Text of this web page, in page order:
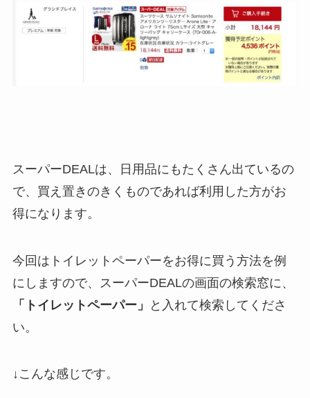
スーパーDEALは、日用品にもたくさん出ているの
で、買え置きのきくものであれば利用した方がお
得になります。
今回はトイレットペーパーをお得に買う方法を例
にしますので、スーパーDEALの画面の検索窓に、
「トイレットペーパー」
と入れて検索してくださ
い。
↓こんな感じです。